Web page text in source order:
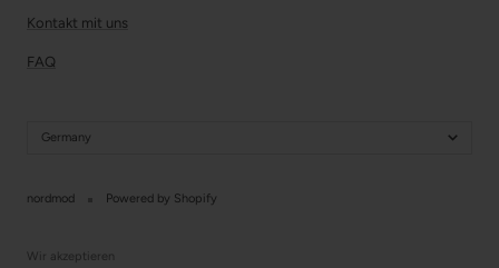
Kontakt mit uns
FAQ
Germany
nordmod Powered by Shopify
Wir akzeptieren